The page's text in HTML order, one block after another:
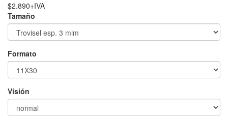
$2.890+IVA
Tamaño
Formato
Visión